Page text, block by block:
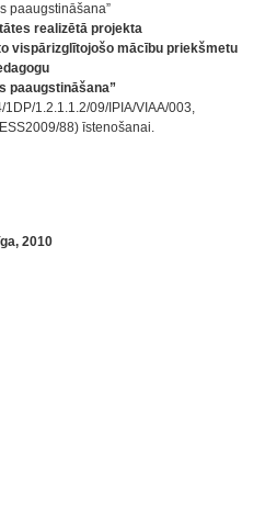
paaugstināšana”
realizētā projekta
vispārizglītojošo mācību priekšmetu
paaugstināšana”
1.2.1.1.2/09/IPIA/VIAA/003,
88) īstenošanai.
2010